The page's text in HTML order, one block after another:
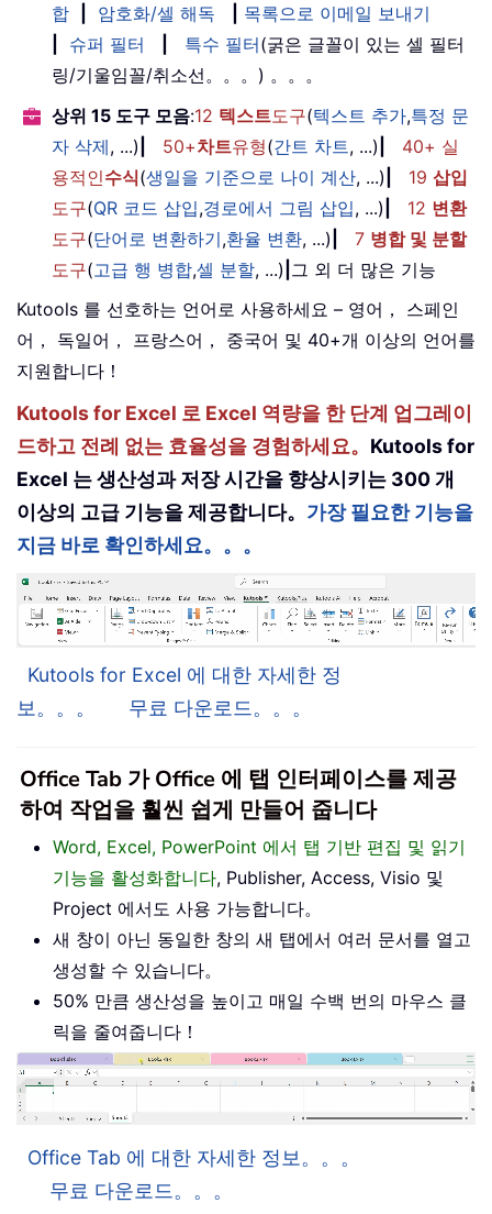
합
암호화/셀 해독
목록으로 이메일 보내기
슈퍼 필터 특수 필터(굵은 글꼴이 있는 셀 필터
링/기울임꼴/취소선。。。) 。。。
상위 15 도구 모음:12 텍스트도구(텍스트 추가,특정 문
자 삭제, ...) 50+차트유형(간트 차트, ...)
40+ 실
용적인수식(생일을 기준으로 나이 계산, ...) 19 삽입
도구(QR 코드 삽입,경로에서 그림 삽입, ...) 12 변환
도구(단어로 변환하기,환율 변환, ...) 7 병합 및 분할
도구(고급 행 병합,셀 분할, ...) 그 외 더 많은 기능
Kutools 를 선호하는 언어로 사용하세요 – 영어， 스페인
어， 독일어， 프랑스어， 중국어 및 40+개 이상의 언어를
지원합니다！
Kutools for Excel 로 Excel 역량을 한 단계 업그레이
드하고 전례 없는 효율성을 경험하세요。 Kutools for
Excel 는 생산성과 저장 시간을 향상시키는 300 개
이상의 고급 기능을 제공합니다。 가장 필요한 기능을
지금 바로 확인하세요。。。
Kutools for Excel 에 대한 자세한 정
보。。。
무료 다운로드。。。
Office Tab 가 Office 에 탭 인터페이스를 제공
하여 작업을 훨씬 쉽게 만들어 줍니다
Word, Excel, PowerPoint 에서 탭 기반 편집 및 읽기
기능을 활성화합니다, Publisher, Access, Visio 및
Project 에서도 사용 가능합니다。
새 창이 아닌 동일한 창의 새 탭에서 여러 문서를 열고
생성할 수 있습니다。
50% 만큼 생산성을 높이고 매일 수백 번의 마우스 클
릭을 줄여줍니다！
Office Tab 에 대한 자세한 정보。。。
무료 다운로드。。。